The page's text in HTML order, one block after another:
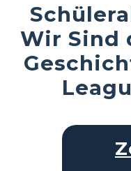
Wir Sind